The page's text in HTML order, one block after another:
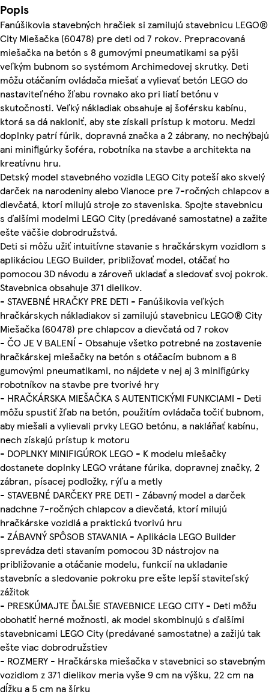
Popis
Fanúšikovia stavebných hračiek si zamilujú stavebnicu LEGO®
City Miešačka (60478) pre deti od 7 rokov. Prepracovaná
miešačka na betón s 8 gumovými pneumatikami sa pýši
veľkým bubnom so systémom Archimedovej skrutky. Deti
môžu otáčaním ovládača miešať a vylievať betón LEGO do
nastaviteľného žľabu rovnako ako pri liatí betónu v
skutočnosti. Veľký nákladiak obsahuje aj šoférsku kabínu,
ktorá sa dá nakloniť, aby ste získali prístup k motoru. Medzi
doplnky patrí fúrik, dopravná značka a 2 zábrany, no nechýbajú
ani minifigúrky šoféra, robotníka na stavbe a architekta na
kreatívnu hru.
Detský model stavebného vozidla LEGO City poteší ako skvelý
darček na narodeniny alebo Vianoce pre 7-ročných chlapcov a
dievčatá, ktorí milujú stroje zo staveniska. Spojte stavebnicu
s ďalšími modelmi LEGO City (predávané samostatne) a zažite
ešte väčšie dobrodružstvá.
Deti si môžu užiť intuitívne stavanie s hračkárskym vozidlom s
aplikáciou LEGO Builder, približovať model, otáčať ho
pomocou 3D návodu a zároveň ukladať a sledovať svoj pokrok.
Stavebnica obsahuje 371 dielikov.
- STAVEBNÉ HRAČKY PRE DETI - Fanúšikovia veľkých
hračkárskych nákladiakov si zamilujú stavebnicu LEGO® City
Miešačka (60478) pre chlapcov a dievčatá od 7 rokov
- ČO JE V BALENÍ - Obsahuje všetko potrebné na zostavenie
hračkárskej miešačky na betón s otáčacím bubnom a 8
gumovými pneumatikami, no nájdete v nej aj 3 minifigúrky
robotníkov na stavbe pre tvorivé hry
- HRAČKÁRSKA MIEŠAČKA S AUTENTICKÝMI FUNKCIAMI - Deti
môžu spustiť žľab na betón, použitím ovládača točiť bubnom,
aby miešali a vylievali prvky LEGO betónu, a nakláňať kabínu,
nech získajú prístup k motoru
- DOPLNKY MINIFIGÚROK LEGO - K modelu miešačky
dostanete doplnky LEGO vrátane fúrika, dopravnej značky, 2
zábran, písacej podložky, rýľu a metly
- STAVEBNÉ DARČEKY PRE DETI - Zábavný model a darček
nadchne 7-ročných chlapcov a dievčatá, ktorí milujú
hračkárske vozidlá a praktickú tvorivú hru
- ZÁBAVNÝ SPÔSOB STAVANIA - Aplikácia LEGO Builder
sprevádza deti stavaním pomocou 3D nástrojov na
približovanie a otáčanie modelu, funkcií na ukladanie
stavebníc a sledovanie pokroku pre ešte lepší staviteľský
zážitok
- PRESKÚMAJTE ĎALŠIE STAVEBNICE LEGO CITY - Deti môžu
obohatiť herné možnosti, ak model skombinujú s ďalšími
stavebnicami LEGO City (predávané samostatne) a zažijú tak
ešte viac dobrodružstiev
- ROZMERY - Hračkárska miešačka v stavebnici so stavebným
vozidlom z 371 dielikov meria vyše 9 cm na výšku, 22 cm na
dĺžku a 5 cm na šírku